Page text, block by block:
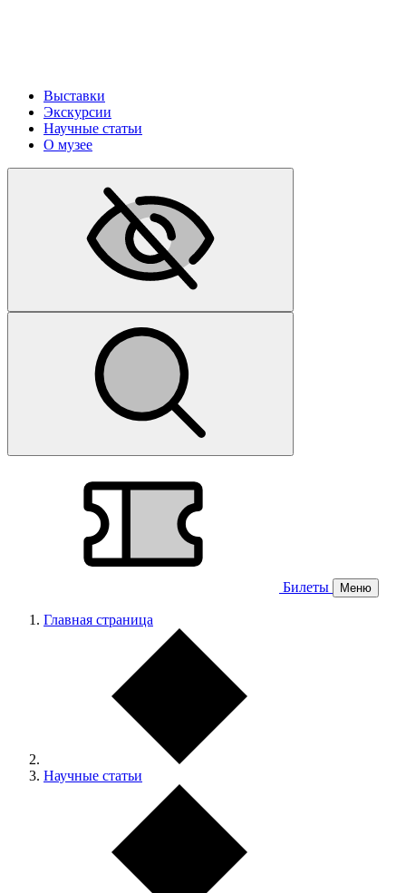
Выставки
Экскурсии
Научные статьи
О музее
Билеты Меню
Главная страница
Научные статьи